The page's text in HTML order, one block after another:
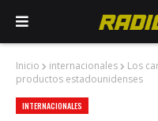
Inicio internacionales
Los
productos estadounidenses
INTERNACIONALES